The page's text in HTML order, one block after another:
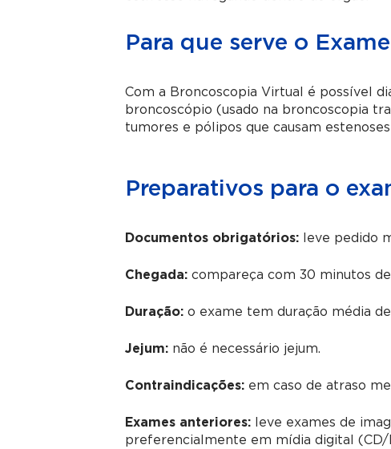
Para que serve o
Com a Broncoscopia Virtual é possível
broncoscópio (usado na broncoscopia
tumores e pólipos que causam
Preparativos para o
Documentos obrigatórios:leve pedido
Chegada:compareça com 30 minutos
Duração:o exame tem duração média
Jejum:não é necessário jejum.
Contraindicações:em caso de atraso
Exames anteriores:leve exames de
preferencialmente em mídia digital (CD/